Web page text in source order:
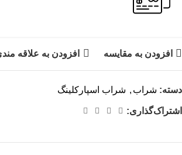
افزودن به مقایسه افزودن به علاقه
دسته: شراب , شراب اسپارکلینگ
اشتراک‌گذاری: